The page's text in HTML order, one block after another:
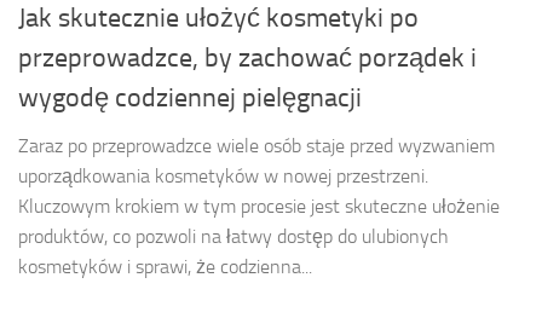
Jak skutecznie ułożyć kosmetyki po
przeprowadzce, by zachować porządek i
wygodę codziennej pielęgnacji
Zaraz po przeprowadzce wiele osób staje przed wyzwaniem
uporządkowania kosmetyków w nowej przestrzeni.
Kluczowym krokiem w tym procesie jest skuteczne ułożenie
produktów, co pozwoli na łatwy dostęp do ulubionych
kosmetyków i sprawi, że codzienna...